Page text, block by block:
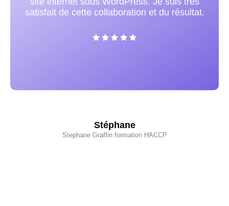
Valérie
Sur 2 plots
recommande vivement !